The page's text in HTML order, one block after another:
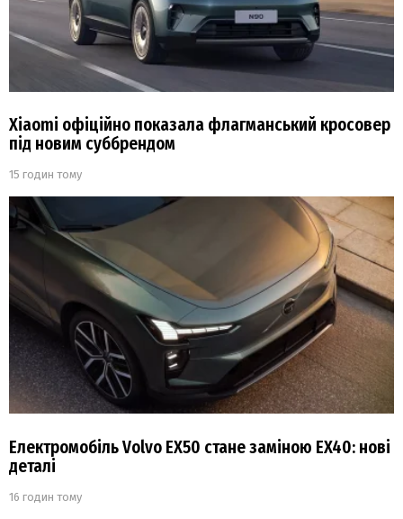
Xiaomi офіційно показала флагманський кросовер
під новим суббрендом
15 годин тому
Електромобіль Volvo EX50 стане заміною EX40: нові
деталі
16 годин тому